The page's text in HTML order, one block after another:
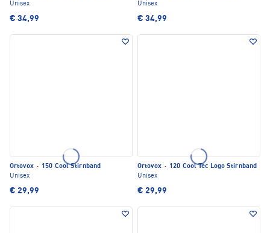
Unisex
€ 34,99
Unisex
€ 34,99
Ortovox · 150 Cool Stirnband
Unisex
€ 29,99
Ortovox · 120 Cool Tec Logo Stirnband
Unisex
€ 29,99